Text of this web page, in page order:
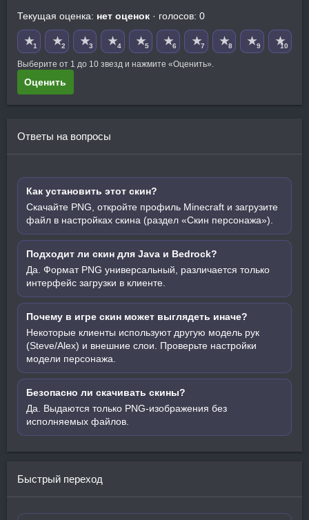
Текущая оценка: нет оценок · голосов: 0
★1 ★2 ★3 ★4 ★5 ★6 ★7 ★8 ★9 ★10
Выберите от 1 до 10 звезд и нажмите «Оценить».
Оценить
Ответы на вопросы
Как установить этот скин?
Скачайте PNG, откройте профиль Minecraft и загрузите
файл в настройках скина (раздел «Скин персонажа»).
Подходит ли скин для Java и Bedrock?
Да. Формат PNG универсальный, различается только
интерфейс загрузки в клиенте.
Почему в игре скин может выглядеть иначе?
Некоторые клиенты используют другую модель рук
(Steve/Alex) и внешние слои. Проверьте настройки
модели персонажа.
Безопасно ли скачивать скины?
Да. Выдаются только PNG-изображения без
исполняемых файлов.
Быстрый переход